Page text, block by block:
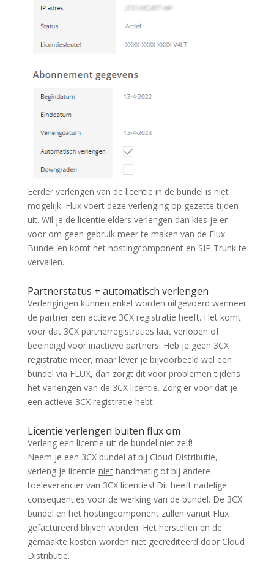
Eerder verlengen van de licentie in de bundel is niet
mogelijk. Flux voert deze verlenging op gezette tijden
uit. Wil je de licentie elders verlengen dan kies je er
voor om geen gebruik meer te maken van de Flux
Bundel en komt het hostingcomponent en SIP Trunk te
vervallen.
Partnerstatus + automatisch verlengen
Verlengingen kunnen enkel worden uitgevoerd wanneer
de partner een actieve 3CX registratie heeft. Het komt
voor dat 3CX partnerregistraties laat verlopen of
beëindigd voor inactieve partners. Heb je geen 3CX
registratie meer, maar lever je bijvoorbeeld wel een
bundel via FLUX, dan zorgt dit voor problemen tijdens
het verlengen van de 3CX licentie. Zorg er voor dat je
een actieve 3CX registratie hebt.
Licentie verlengen buiten flux om
Verleng een licentie uit de bundel niet zelf!
Neem je een 3CX bundel af bij Cloud Distributie,
verleng je licentie niethandmatig of bij andere
toeleverancier van 3CX licenties! Dit heeft nadelige
consequenties voor de werking van de bundel. De 3CX
bundel en het hostingcomponent zullen vanuit Flux
gefactureerd blijven worden. Het herstellen en de
gemaakte kosten worden niet gecrediteerd door Cloud
Distributie.